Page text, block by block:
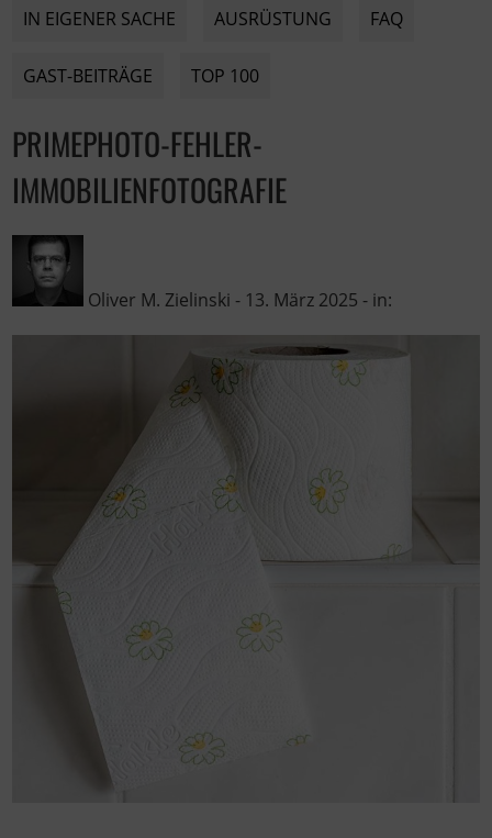
IN EIGENER SACHE AUSRÜSTUNG FAQ
GAST-BEITRÄGE TOP 100
PRIMEPHOTO-FEHLER-
IMMOBILIENFOTOGRAFIE
Oliver M. Zielinski - 13. März 2025 - in: